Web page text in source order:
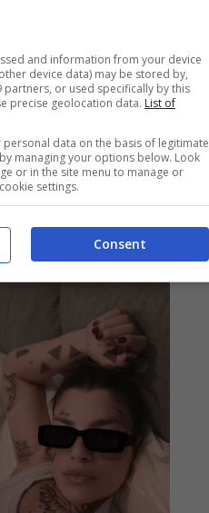
and information from your device
device data) may be stored by,
partners, or used specifically by this
precise geolocation data. List of
data on the basis of legitimate
managing your options below. Look
or in the site menu to manage or
settings.
Consent